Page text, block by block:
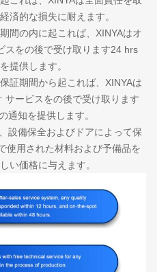
済的な損失に耐えます。
間の内に起これば、XINYAはオ
スをの後で受け取ります24 hrs
提供します。
証期間から起これば、XINYAは
サービスをの後で受け取ります
通知を提供します。
設備保全およびドアによって保
使用された材料および予備品を
い価格に与えます。